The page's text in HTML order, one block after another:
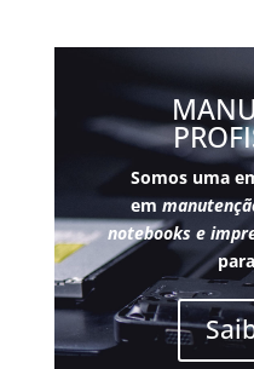
Somos uma
em
notebooks e